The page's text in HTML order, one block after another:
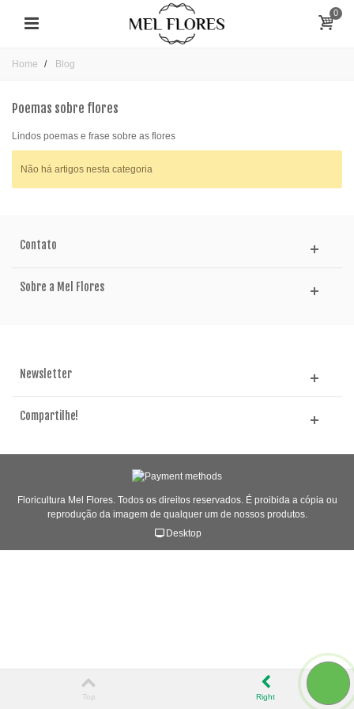
0
Home Blog
Poemas sobre flores
Lindos poemas e frase sobre as flores
Não há artigos nesta categoria
Contato
Sobre a Mel Flores
Newsletter
Compartilhe!
Floricultura Mel Flores. Todos os direitos reservados. É proibida a cópia ou
reprodução da imagem de qualquer um de nossos produtos.
Desktop
Right
Top